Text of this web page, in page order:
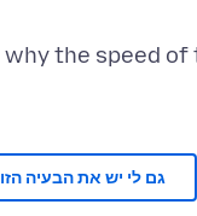
why the speed of
גם לי יש את הבעיה הזו